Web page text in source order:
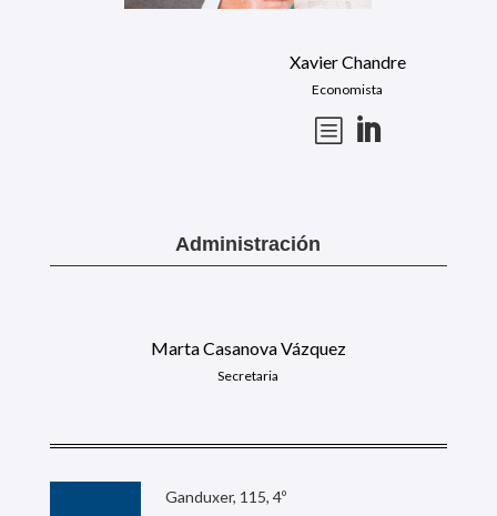
Xavier Chandre
Economista
b 
Administración
Marta Casanova Vázquez
Secretaria
Ganduxer, 115, 4º